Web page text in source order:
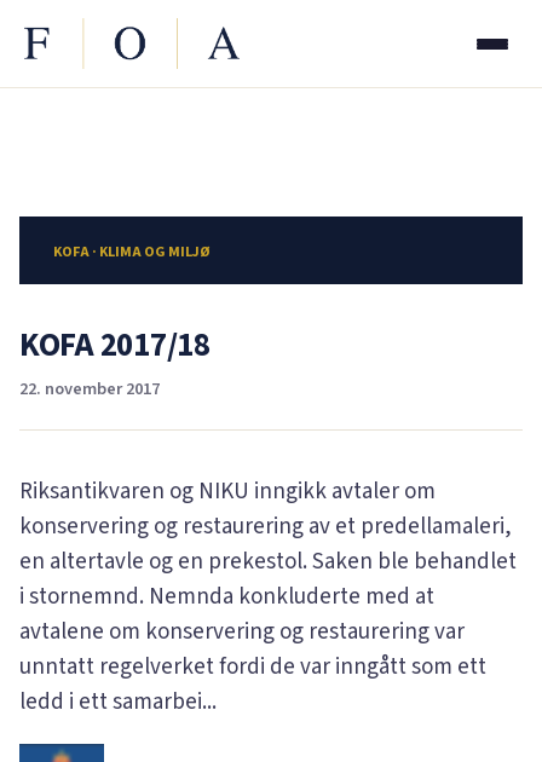
KOFA · KLIMA OG MILJØ
KOFA 2017/18
22. november 2017
Riksantikvaren og NIKU inngikk avtaler om
konservering og restaurering av et predellamaleri,
en altertavle og en prekestol. Saken ble behandlet
i stornemnd. Nemnda konkluderte med at
avtalene om konservering og restaurering var
unntatt regelverket fordi de var inngått som ett
ledd i ett samarbei...